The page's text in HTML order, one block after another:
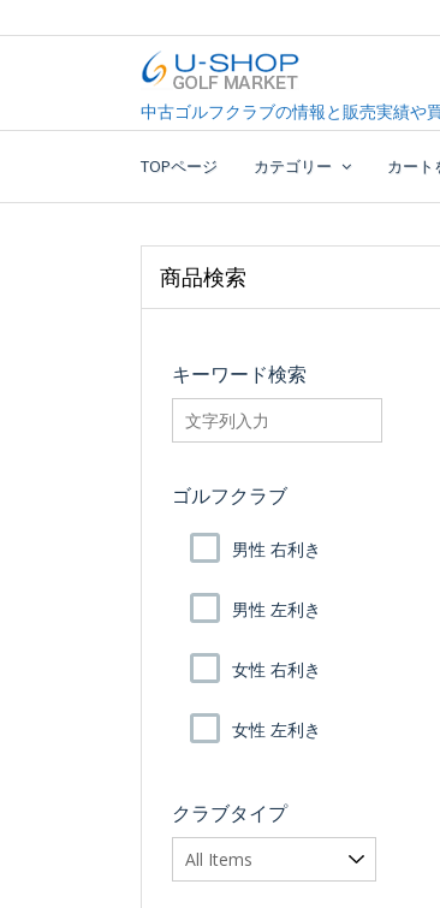
to
U-SHOP Golf
中古ゴルフクラブ最大級！U-SHOPゴ
中古ゴルフクラブの情報と販売実績や
TOPページ カテゴリー カート
商品検索
キーワード検索
searchfilter_pro
ゴルフクラブ
男性 右利き
男性 左利き
女性 右利き
女性 左利き
クラブタイプ